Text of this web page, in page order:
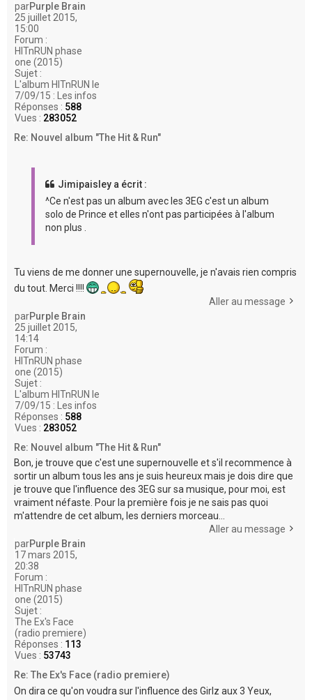
parPurple Brain
25 juillet 2015,
15:00
Forum :
HITnRUN phase
one (2015)
Sujet :
L'album HITnRUN le
7/09/15 : Les infos
Réponses : 588
Vues : 283052
Re: Nouvel album "The Hit & Run"
Jimipaisley a écrit :
^Ce n'est pas un album avec les 3EG c'est un album
solo de Prince et elles n'ont pas participées à l'album
non plus .
Tu viens de me donner une supernouvelle, je n'avais rien compris
du tout. Merci !!!!
Aller au message
parPurple Brain
25 juillet 2015,
14:14
Forum :
HITnRUN phase
one (2015)
Sujet :
L'album HITnRUN le
7/09/15 : Les infos
Réponses : 588
Vues : 283052
Re: Nouvel album "The Hit & Run"
Bon, je trouve que c'est une supernouvelle et s'il recommence à
sortir un album tous les ans je suis heureux mais je dois dire que
je trouve que l'influence des 3EG sur sa musique, pour moi, est
vraiment néfaste. Pour la première fois je ne sais pas quoi
m'attendre de cet album, les derniers morceau...
Aller au message
parPurple Brain
17 mars 2015,
20:38
Forum :
HITnRUN phase
one (2015)
Sujet :
The Ex's Face
(radio premiere)
Réponses : 113
Vues : 53743
Re: The Ex's Face (radio premiere)
On dira ce qu'on voudra sur l'influence des Girlz aux 3 Yeux,